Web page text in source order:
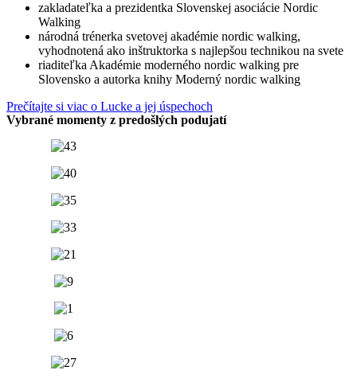
zakladateľka a prezidentka Slovenskej asociácie Nordic
Walking
národná trénerka svetovej akadémie nordic walking,
vyhodnotená ako inštruktorka s najlepšou technikou na svete
riaditeľka Akadémie moderného nordic walking pre
Slovensko a autorka knihy Moderný nordic walking
Prečítajte si viac o Lucke a jej úspechoch
Vybrané momenty z predošlých podujatí